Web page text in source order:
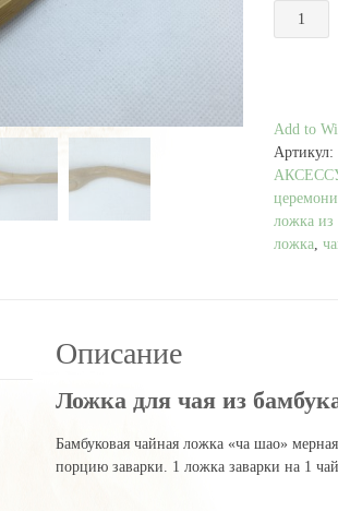
товара
из
бамбука
"Ча
Шао"
Add to
Артикул:
ложка из
ложка,
Описание
Ложка для чая из
Бамбуковая чайная ложка «ча шао»
порцию заварки. 1 ложка заварки на 1